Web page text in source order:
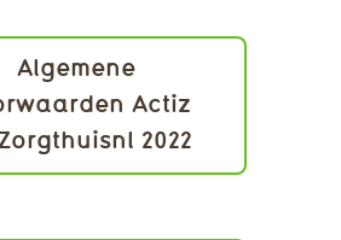
Algemene
Actiz
2022